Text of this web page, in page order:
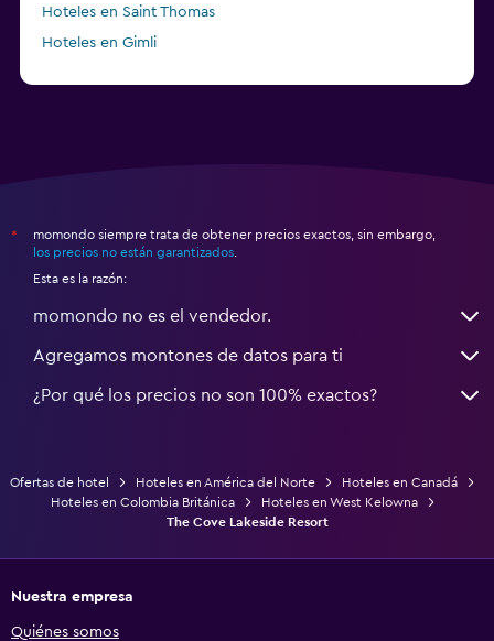
Hoteles en Saint Thomas
Hoteles en Gimli
*
momondo siempre trata de obtener precios exactos, sin embargo,
los precios no están garantizados
Esta es la razón:
momondo no es el vendedor.
Agregamos montones de datos para ti
¿Por qué los precios no son 100% exactos?
Ofertas de hotel Hoteles en América del Norte
Hoteles en Canadá
Hoteles en Colombia Británica
Hoteles en West Kelowna
The Cove Lakeside Resort
Nuestra empresa
Quiénes somos